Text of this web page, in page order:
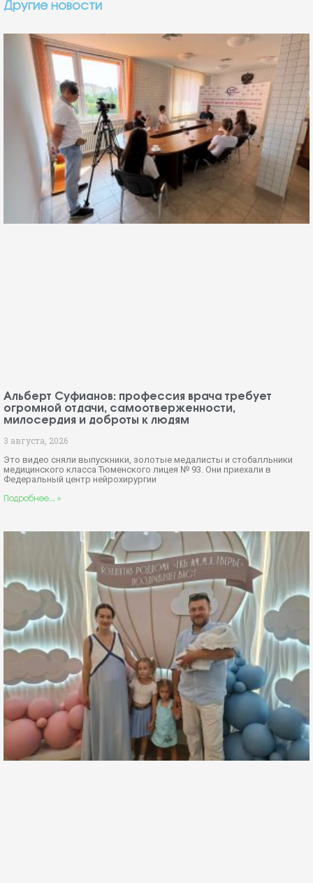
Другие новости
Альберт Суфианов: профессия врача требует
огромной отдачи, самоотверженности,
милосердия и доброты к людям
3 августа, 2026
Это видео сняли выпускники, золотые медалисты и стобалльники
медицинского класса Тюменского лицея № 93. Они приехали в
Федеральный центр нейрохирургии
Подробнее... »